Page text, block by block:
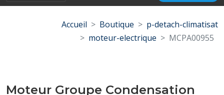
Accueil Boutique
p-detach-climatisat
moteur-electrique
MCPA00955
Moteur Groupe Condensation